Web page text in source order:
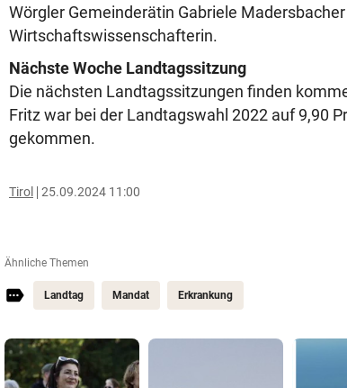
Wörgler Gemeinderätin Gabriele
Wirtschaftswissenschafterin.
Nächste Woche Landtagssitzung
Die nächsten Landtagssitzungen finden
Fritz war bei der Landtagswahl 2022 auf 9,90
gekommen.
Tirol 25.09.2024 11:00
Ähnliche Themen
Landtag Mandat Erkrankung